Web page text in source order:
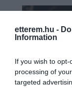
etterem.hu -
Information
If you wish to
processing of
targeted